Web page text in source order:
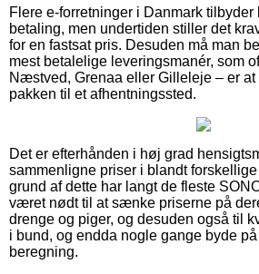
Flere e-forretninger i Danmark tilbyder
betaling, men undertiden stiller det
for en fastsat pris. Desuden må man
mest betalelige leveringsmanér, som
Næstved, Grenaa eller Gilleleje – er at
pakken til et afhentningssted.
Det er efterhånden i høj grad
sammenligne priser i blandt
grund af dette har langt de fleste
været nødt til at sænke priserne på
drenge og piger, og desuden også til
i bund, og endda nogle gange byde
beregning.